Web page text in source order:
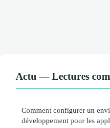
Actu — Lectures
Comment configurer un
développement pour les